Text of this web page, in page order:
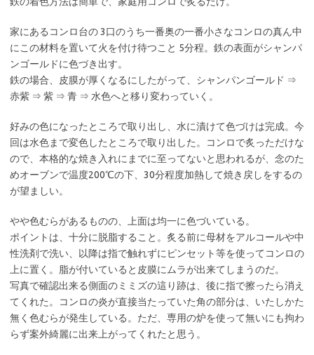
家にあるコンロ台の 3口のうち一番奥の一番小さなコンロの真ん中
にこの材料を置いて火を付け待つこと 5分程。鉄の表面がシャンパ
ンゴールドに色づき出す。
鉄の場合、皮膜が厚くなるにしたがって、シャンパンゴールド ⇒
赤紫 ⇒ 紫 ⇒ 青 ⇒ 水色へと移り変わっていく。
好みの色になったところで取り出し、水に漬けて色づけは完成。今
回は水色まで変色したところで取り出した。コンロで炙っただけな
ので、本格的な焼き入れにまでに至ってないと思われるが、念のた
めオーブンで温度200℃の下、30分程度加熱して焼き戻しをするの
が望ましい。
やや色むらがあるものの、上面は均一に色づいている。
ポイントは、十分に脱脂すること。炙る前に母材をアルコールや中
性洗剤で洗い、以降は指で触れずにピンセット等を使ってコンロの
上に置く。脂が付いていると皮膜にムラが出来てしまうのだ。
写真で確認出来る側面のミミズの這り跡は、後に指で擦ったら消え
てくれた。コンロの炎が直接当たっていた角の部分は、いたしかた
無く色むらが発生している。ただ、専用の炉を使って無いにも拘わ
らず案外綺麗に出来上がってくれたと思う。